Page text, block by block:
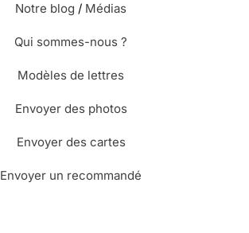
Notre blog / Médias
Qui sommes-nous ?
Modèles de lettres
Envoyer des photos
Envoyer des cartes
Envoyer un recommandé